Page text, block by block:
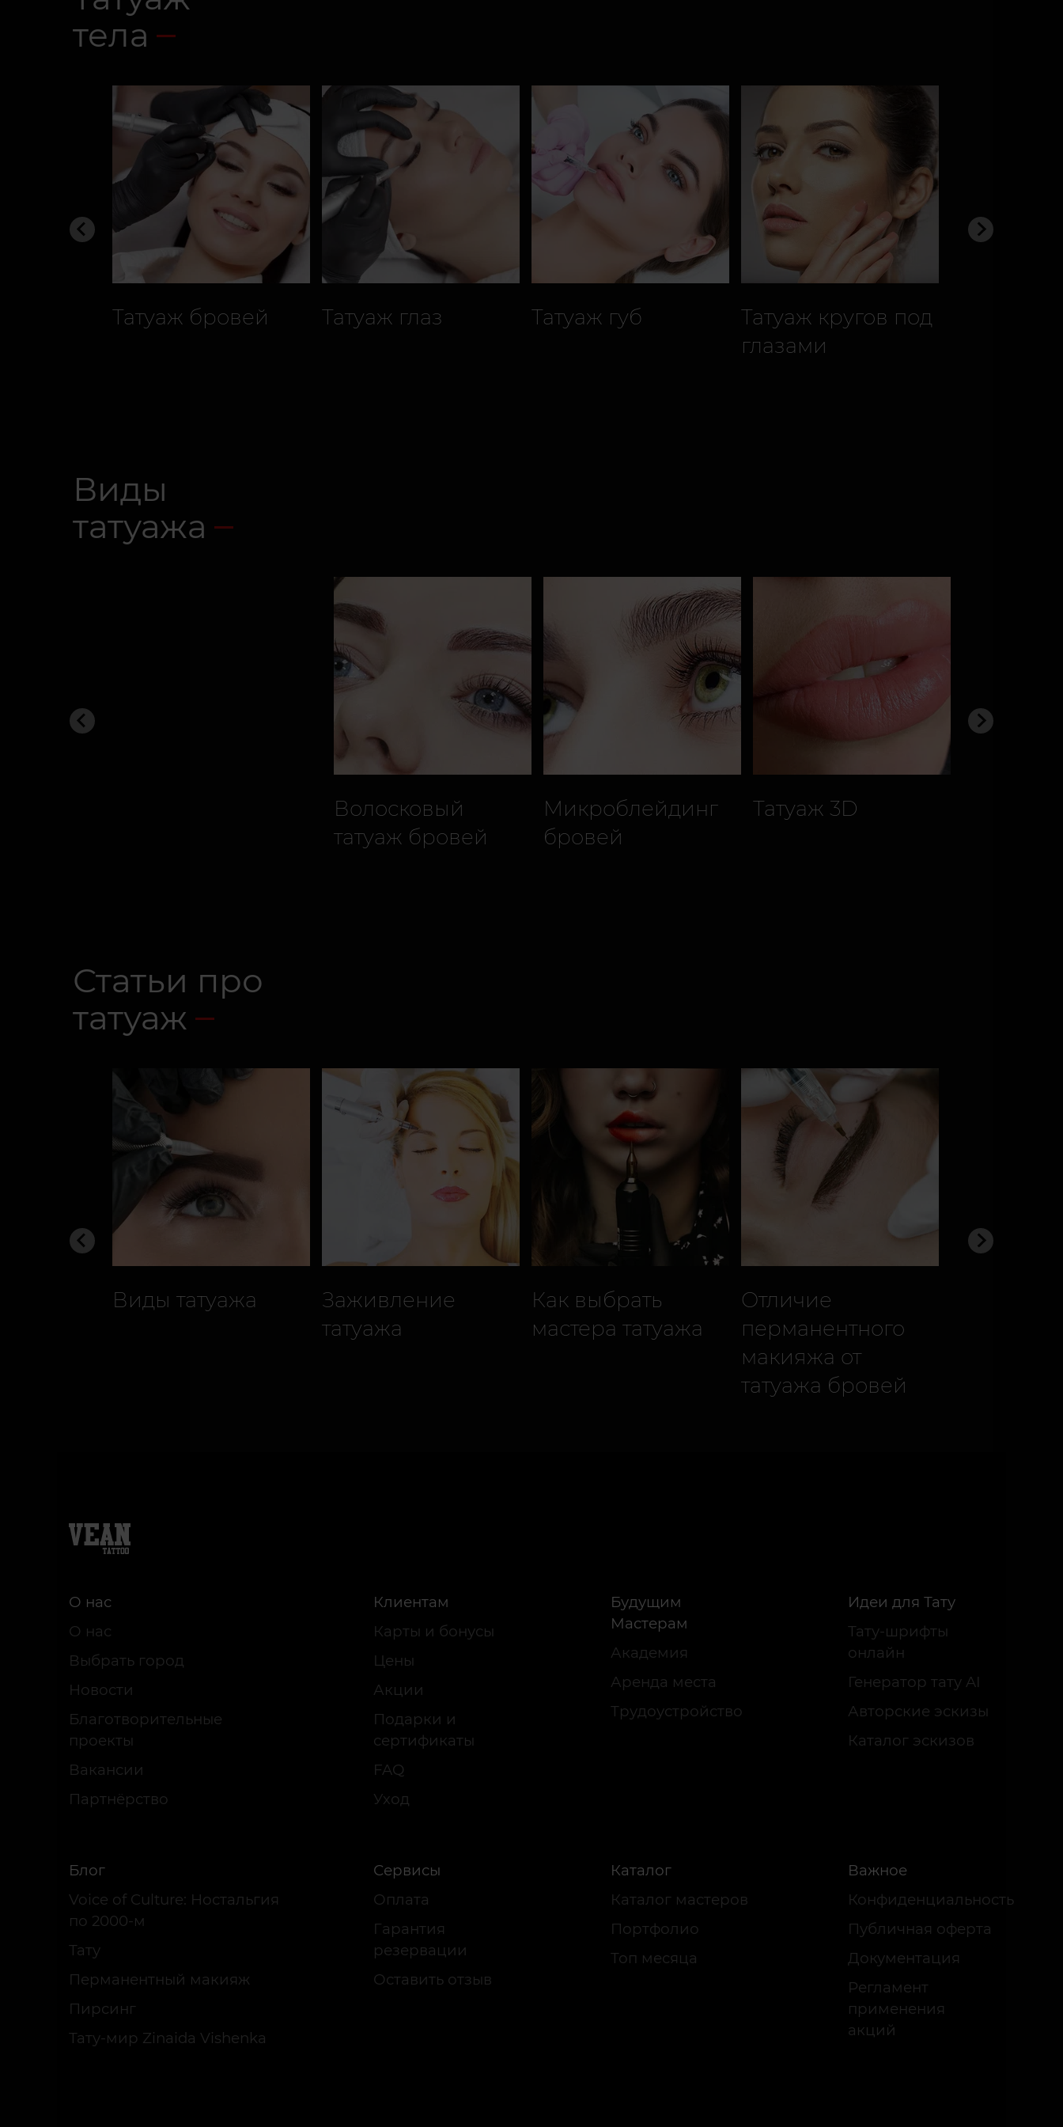
тела
Татуаж бровей Татуаж глаз Татуаж губ
Татуаж кругов под
глазами
Виды
татуажа
Волосковый
татуаж бровей
Микроблейдинг
бровей
Татуаж 3D
Статьи про
татуаж
Виды татуажа
Заживление
татуажа
Как выбрать
мастера татуажа
Отличие
перманентного
макияжа от
татуажа бровей
О нас
О нас
Выбрать город
Новости
Благотворительные
проекты
Вакансии
Партнёрство
Клиентам
Карты и бонусы
Цены
Акции
Подарки и
сертификаты
FAQ
Уход
Будущим
Мастерам
Академия
Аренда места
Трудоустройство
Идеи для Тату
Тату-шрифты
онлайн
Генератор тату AI
Авторские эскизы
Каталог эскизов
Блог
Voice of Culture: Ностальгия
по 2000-м
Тату
Перманентный макияж
Пирсинг
Тату-мир Zinaida Vishenka
Сервисы
Оплата
Гарантия
резервации
Оставить отзыв
Каталог
Каталог мастеров
Портфолио
Топ месяца
Важное
Конфиденциальность
Публичная оферта
Документация
Регламент
применения
акций